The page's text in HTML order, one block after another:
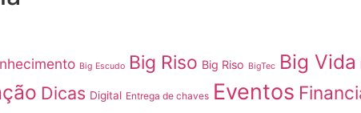
Big Escudo Big Riso Big Riso BigTec Big Vida
Dicas Digital Entrega de chaves Eventos